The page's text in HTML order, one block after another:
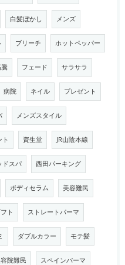
白髪ぼかし メンズ
ブリーチ ホットペッパー
フェード サラサラ
病院 ネイル プレゼント
メンズスタイル
ト 資生堂 JR山陰本線
ドスパ 西田パーキング
ボディセラム 美容難民
ト ストレートパーマ
ダブルカラー モテ髪
院難民 スペインパーマ